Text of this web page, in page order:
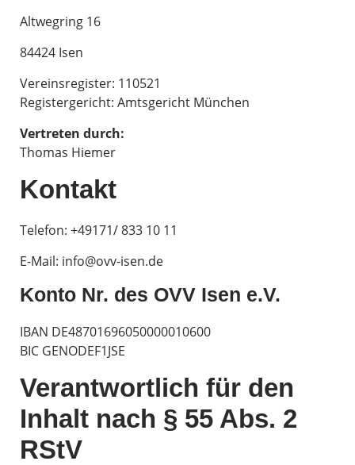
Altwegring 16
84424 Isen
Vereinsregister: 110521
Registergericht: Amtsgericht München
Vertreten durch:
Thomas Hiemer
Kontakt
Telefon: ‭+49171/ 833 10 11
E-Mail: info@ovv-isen.de
Konto Nr. des OVV Isen e.V.
IBAN DE48701696050000010600
BIC GENODEF1JSE
Verantwortlich für den
Inhalt nach § 55 Abs. 2
RStV